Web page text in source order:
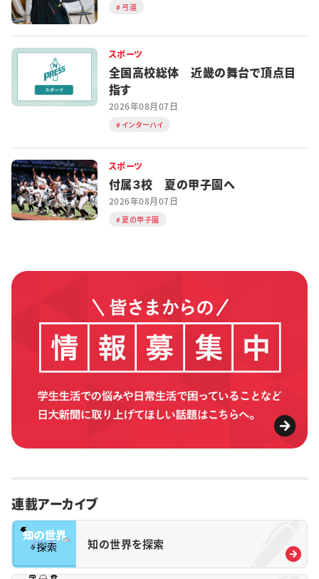
弓道
スポーツ
全国高校総体 近畿の舞台で頂点目
指す
2026年08月07日
インターハイ
スポーツ
付属３校 夏の甲子園へ
2026年08月07日
夏の甲子園
連載アーカイブ
知の世界を探索